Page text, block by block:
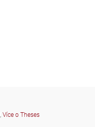
, Více o Theses